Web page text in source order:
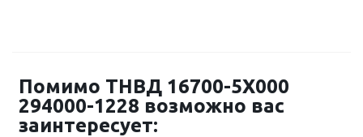
Помимо ТНВД 16700-5X000
294000-1228 возможно вас
заинтересует: